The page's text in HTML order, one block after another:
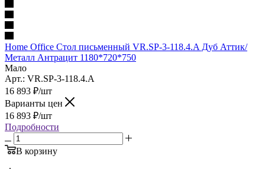
Home Office Стол письменный VR.SP-3-118.4.A Дуб Аттик/
Металл Антрацит 1180*720*750
Мало
Арт.: VR.SP-3-118.4.A
16 893 ₽/шт
Варианты цен
16 893 ₽/шт
Подробности
В корзину